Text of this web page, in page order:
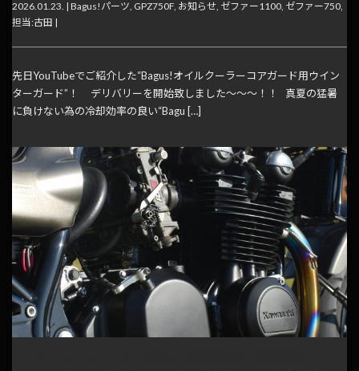
2026.01.23. | Bagus!パーツ GPZ750F お知らせ ゼファー1100 ゼファー750
担当:古田 |
先日YouTubeでご紹介した“Bagus!オイルクーラーコアガード用ウイン
ターガード”！ デリバリーを開始致しました～～～！！ 真夏の猛暑
に負けない為の冷却効率の良い“Bagu […]